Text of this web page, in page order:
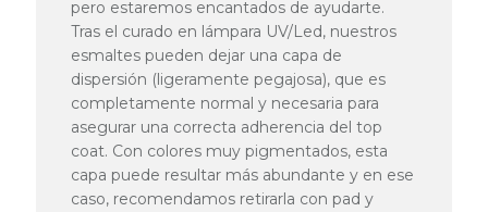
Bewertung
von
Passione
Beauty
Team
am
Thu
Apr
16
2026
pero estaremos encantados de ayudarte.
Tras el curado en lámpara UV/Led, nuestros
esmaltes pueden dejar una capa de
dispersión (ligeramente pegajosa), que es
completamente normal y necesaria para
asegurar una correcta adherencia del top
coat. Con colores muy pigmentados, esta
capa puede resultar más abundante y en ese
caso, recomendamos retirarla con pad y